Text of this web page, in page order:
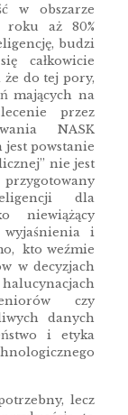
w obszarze
aż 80%
budzi
całkowicie
że do tej pory,
mających na
przez
NASK
powstanie
nie jest
dla
niewiążący
wyjaśnienia i
kto weźmie
w decyzjach
halucynacjach
czy
danych
i etyka
lecz